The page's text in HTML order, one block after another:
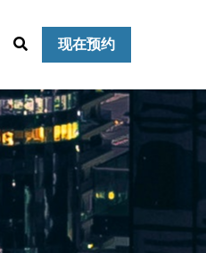
现在预约